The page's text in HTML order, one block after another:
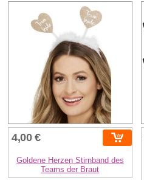
4,00 €
Goldene Herzen Stirnband des
Teams der Braut